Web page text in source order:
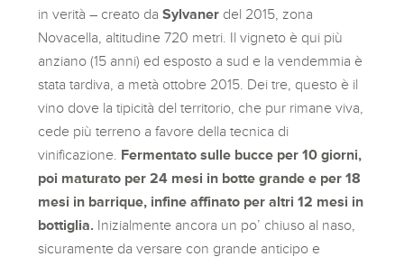
in verità – creato daSylvaner del 2015, zona
Novacella, altitudine 720 metri. Il vigneto è qui più
anziano (15 anni) ed esposto a sud e la vendemmia è
stata tardiva, a metà ottobre 2015. Dei tre, questo è il
vino dove la tipicità del territorio, che pur rimane viva,
cede più terreno a favore della tecnica di
vinificazione. Fermentato sulle bucce per 10 giorni,
poi maturato per 24 mesi in botte grande e per 18
mesi in barrique, infine affinato per altri 12 mesi in
bottiglia. Inizialmente ancora un po’ chiuso al naso,
sicuramente da versare con grande anticipo e